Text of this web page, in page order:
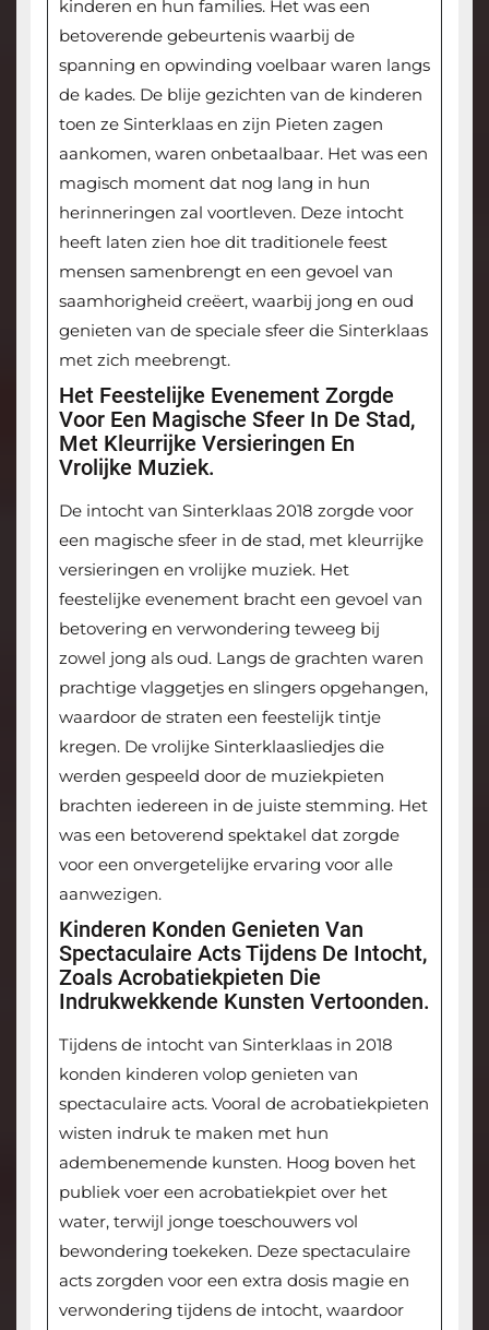
kinderen en hun families. Het was een
betoverende gebeurtenis waarbij de
spanning en opwinding voelbaar waren langs
de kades. De blije gezichten van de kinderen
toen ze Sinterklaas en zijn Pieten zagen
aankomen, waren onbetaalbaar. Het was een
magisch moment dat nog lang in hun
herinneringen zal voortleven. Deze intocht
heeft laten zien hoe dit traditionele feest
mensen samenbrengt en een gevoel van
saamhorigheid creëert, waarbij jong en oud
genieten van de speciale sfeer die Sinterklaas
met zich meebrengt.
Het Feestelijke Evenement Zorgde
Voor Een Magische Sfeer In De Stad,
Met Kleurrijke Versieringen En
Vrolijke Muziek.
De intocht van Sinterklaas 2018 zorgde voor
een magische sfeer in de stad, met kleurrijke
versieringen en vrolijke muziek. Het
feestelijke evenement bracht een gevoel van
betovering en verwondering teweeg bij
zowel jong als oud. Langs de grachten waren
prachtige vlaggetjes en slingers opgehangen,
waardoor de straten een feestelijk tintje
kregen. De vrolijke Sinterklaasliedjes die
werden gespeeld door de muziekpieten
brachten iedereen in de juiste stemming. Het
was een betoverend spektakel dat zorgde
voor een onvergetelijke ervaring voor alle
aanwezigen.
Kinderen Konden Genieten Van
Spectaculaire Acts Tijdens De Intocht,
Zoals Acrobatiekpieten Die
Indrukwekkende Kunsten Vertoonden.
Tijdens de intocht van Sinterklaas in 2018
konden kinderen volop genieten van
spectaculaire acts. Vooral de acrobatiekpieten
wisten indruk te maken met hun
adembenemende kunsten. Hoog boven het
publiek voer een acrobatiekpiet over het
water, terwijl jonge toeschouwers vol
bewondering toekeken. Deze spectaculaire
acts zorgden voor een extra dosis magie en
verwondering tijdens de intocht, waardoor